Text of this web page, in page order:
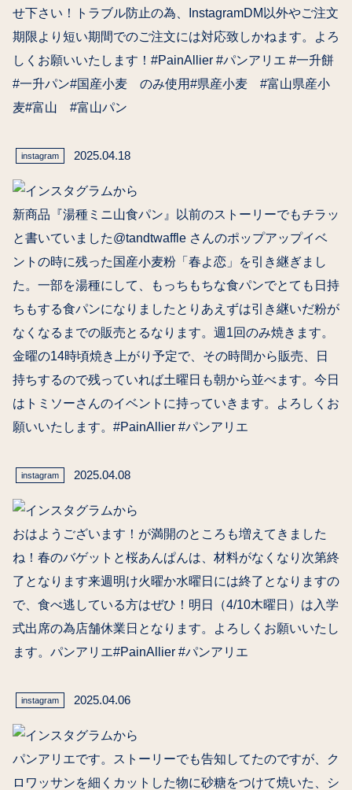
せ下さい！トラブル防止の為、InstagramDM以外やご注文
期限より短い期間でのご注文には対応致しかねます。よろ
しくお願いいたします！#PainAllier #パンアリエ #一升餅
#一升パン#国産小麦 のみ使用#県産小麦 #富山県産小
麦#富山 #富山パン
instagram 2025.04.18
新商品『湯種ミニ山食パン』以前のストーリーでもチラッ
と書いていました@tandtwaffle さんのポップアップイベ
ントの時に残った国産小麦粉「春よ恋」を引き継ぎまし
た。一部を湯種にして、もっちもちな食パンでとても日持
ちもする食パンになりましたとりあえずは引き継いだ粉が
なくなるまでの販売とるなります。週1回のみ焼きます。
金曜の14時頃焼き上がり予定で、その時間から販売、日
持ちするので残っていれば土曜日も朝から並べます。今日
はトミソーさんのイベントに持っていきます。よろしくお
願いいたします。#PainAllier #パンアリエ
instagram 2025.04.08
おはようございます！が満開のところも増えてきました
ね！春のバゲットと桜あんぱんは、材料がなくなり次第終
了となります来週明け火曜か水曜日には終了となりますの
で、食べ逃している方はぜひ！明日（4/10木曜日）は入学
式出席の為店舗休業日となります。よろしくお願いいたし
ます。パンアリエ#PainAllier #パンアリエ
instagram 2025.04.06
パンアリエです。ストーリーでも告知してたのですが、ク
ロワッサンを細くカットした物に砂糖をつけて焼いた、シ